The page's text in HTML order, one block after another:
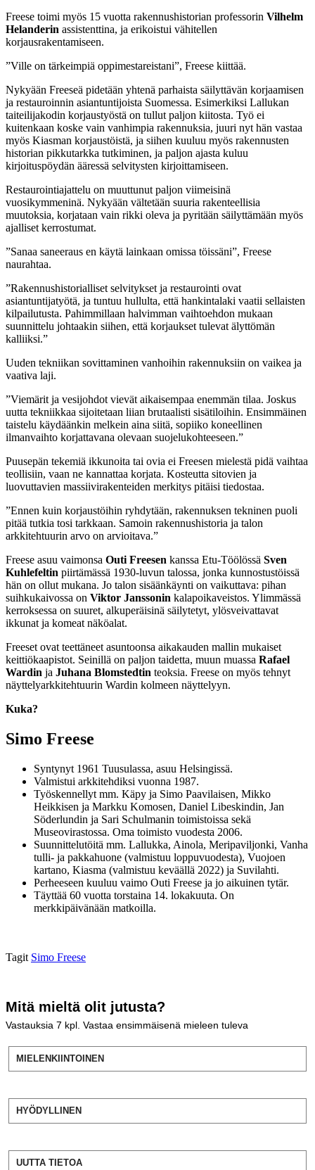
Freese toimi myös 15 vuotta rakennushistorian professorin Vilhelm
Helanderin assistenttina, ja erikoistui vähitellen
korjausrakentamiseen.
”Ville on tärkeimpiä oppimestareistani”, Freese kiittää.
Nykyään Freeseä pidetään yhtenä parhaista säilyttävän korjaamisen
ja restauroinnin asiantuntijoista Suomessa. Esimerkiksi Lallukan
taiteilijakodin korjaustyöstä on tullut paljon kiitosta. Työ ei
kuitenkaan koske vain vanhimpia rakennuksia, juuri nyt hän vastaa
myös Kiasman korjaustöistä, ja siihen kuuluu myös rakennusten
historian pikkutarkka tutkiminen, ja paljon ajasta kuluu
kirjoituspöydän ääressä selvitysten kirjoittamiseen.
Restaurointiajattelu on muuttunut paljon viimeisinä
vuosikymmeninä. Nykyään vältetään suuria rakenteellisia
muutoksia, korjataan vain rikki oleva ja pyritään säilyttämään myös
ajalliset kerrostumat.
”Sanaa saneeraus en käytä lainkaan omissa töissäni”, Freese
naurahtaa.
”Rakennushistorialliset selvitykset ja restaurointi ovat
asiantuntijatyötä, ja tuntuu hullulta, että hankintalaki vaatii sellaisten
kilpailutusta. Pahimmillaan halvimman vaihtoehdon mukaan
suunnittelu johtaakin siihen, että korjaukset tulevat älyttömän
kalliiksi.”
Uuden tekniikan sovittaminen vanhoihin rakennuksiin on vaikea ja
vaativa laji.
”Viemärit ja vesijohdot vievät aikaisempaa enemmän tilaa. Joskus
uutta tekniikkaa sijoitetaan liian brutaalisti sisätiloihin. Ensimmäinen
taistelu käydäänkin melkein aina siitä, sopiiko koneellinen
ilmanvaihto korjattavana olevaan suojelukohteeseen.”
Puusepän tekemiä ikkunoita tai ovia ei Freesen mielestä pidä vaihtaa
teollisiin, vaan ne kannattaa korjata. Kosteutta sitovien ja
luovuttavien massiivirakenteiden merkitys pitäisi tiedostaa.
”Ennen kuin korjaustöihin ryhdytään, rakennuksen tekninen puoli
pitää tutkia tosi tarkkaan. Samoin rakennushistoria ja talon
arkkitehtuurin arvo on arvioitava.”
Freese asuu vaimonsa Outi Freesen kanssa Etu-Töölössä Sven
Kuhlefeltin piirtämässä 1930-luvun talossa, jonka kunnostustöissä
hän on ollut mukana. Jo talon sisäänkäynti on vaikuttava: pihan
suihkukaivossa on Viktor Janssonin kalapoikaveistos. Ylimmässä
kerroksessa on suuret, alkuperäisinä säilytetyt, ylösveivattavat
ikkunat ja komeat näköalat.
Freeset ovat teettäneet asuntoonsa aikakauden mallin mukaiset
keittiökaapistot. Seinillä on paljon taidetta, muun muassa Rafael
Wardin ja Juhana Blomstedtin teoksia. Freese on myös tehnyt
näyttelyarkkitehtuurin Wardin kolmeen näyttelyyn.
Kuka?
Simo Freese
Syntynyt 1961 Tuusulassa, asuu Helsingissä.
Valmistui arkkitehdiksi vuonna 1987.
Työskennellyt mm. Käpy ja Simo Paavilaisen, Mikko
Heikkisen ja Markku Komosen, Daniel Libeskindin, Jan
Söderlundin ja Sari Schulmanin toimistoissa sekä
Museovirastossa. Oma toimisto vuodesta 2006.
Suunnittelutöitä mm. Lallukka, Ainola, Meripaviljonki, Vanha
tulli- ja pakkahuone (valmistuu loppuvuodesta), Vuojoen
kartano, Kiasma (valmistuu keväällä 2022) ja Suvilahti.
Perheeseen kuuluu vaimo Outi Freese ja jo aikuinen tytär.
Täyttää 60 vuotta torstaina 14. lokakuuta. On
merkkipäivänään matkoilla.
Tagit Simo Freese
Mitä mieltä olit jutusta?
Vastauksia 7 kpl. Vastaa ensimmäisenä mieleen tuleva
MIELENKIINTOINEN
HYÖDYLLINEN
UUTTA TIETOA